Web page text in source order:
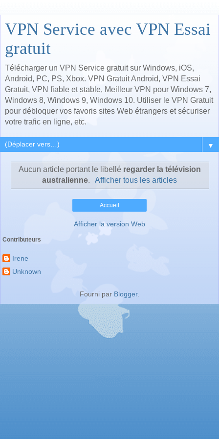
VPN Service avec VPN Essai
gratuit
Télécharger un VPN Service gratuit sur Windows, iOS,
Android, PC, PS, Xbox. VPN Gratuit Android, VPN Essai
Gratuit, VPN fiable et stable, Meilleur VPN pour Windows 7,
Windows 8, Windows 9, Windows 10. Utiliser le VPN Gratuit
pour débloquer vos favoris sites Web étrangers et sécuriser
votre trafic en ligne, etc.
▼
Aucun article portant le libellé regarder la télévision
australienne. Afficher tous les articles
Accueil
Afficher la version Web
Contributeurs
Irene
Unknown
Fourni par Blogger.